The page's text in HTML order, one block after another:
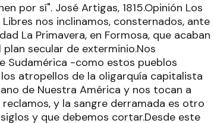
por sí". José Artigas, 1815.Opinión Los
nos inclinamos, consternados, ante
La Primavera, en Formosa, que acaban
secular de exterminio.Nos
Sudamérica -como estos pueblos
atropellos de la oligarquía capitalista
de Nuestra América y nos tocan a
y la sangre derramada es otro
y que debemos cortar.Desde este